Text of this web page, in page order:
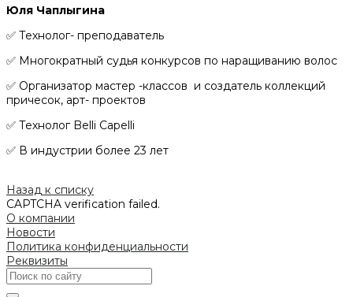
Юля Чаплыгина
✅ Технолог- преподаватель
✅ Многократный судья конкурсов по наращиванию волос
✅ Организатор мастер -классов и создатель коллекций
причесок, арт- проектов
✅ Технолог Belli Capelli
✅ В индустрии более 23 лет
Назад к списку
CAPTCHA verification failed.
О компании
Новости
Политика конфиденциальности
Реквизиты